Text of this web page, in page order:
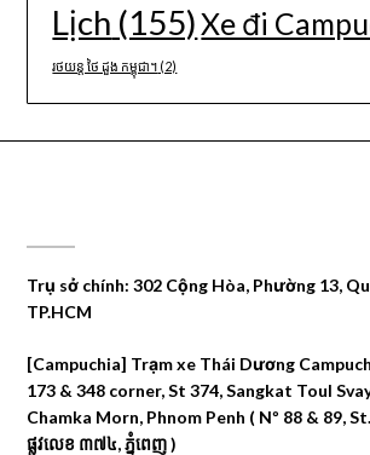
Lịch (155)Xe đi
រថយន្ត ថៃ ដួង កម្ពុជា។ (2)
Trụ sở chính: 302 Cộng Hòa, Phường 13,
TP.HCM
[Campuchia] Trạm xe Thái Dương
173 & 348 corner, St 374, Sangkat Toul
Chamka Morn, Phnom Penh ( Nº 88 & 89,
ផ្លូវលេខ ៣៧៤, ភ្នំពេញ )